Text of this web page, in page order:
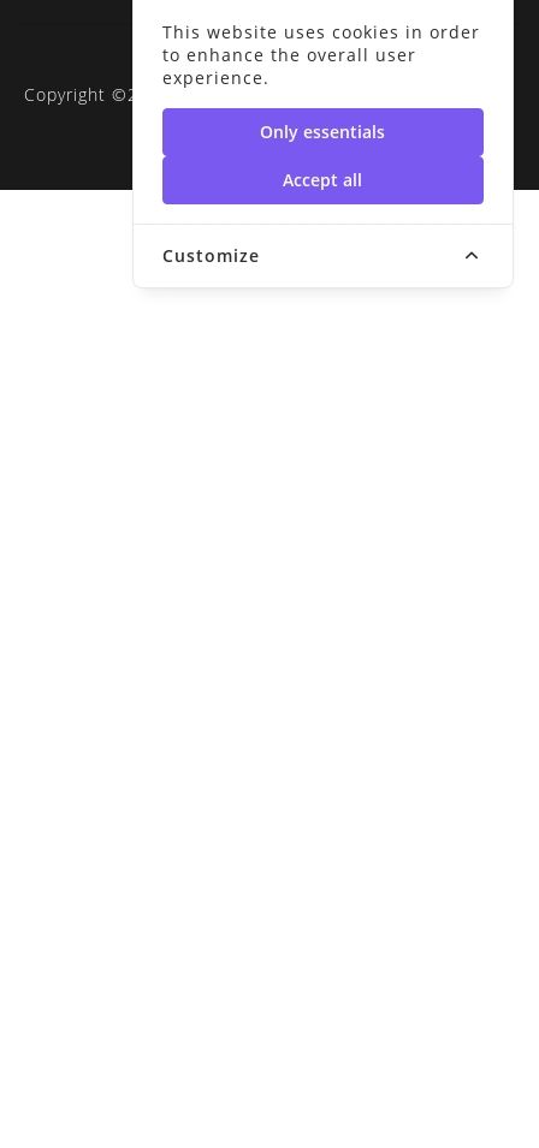
This website uses cookies in order
to enhance the overall user
experience.
Only essentials
Accept all
Customize
Copyright ©2020 RUS-SDGs | มหาวิทยาลัยเทคโนโลยีราช
มงคลสุวรรณภูมิ